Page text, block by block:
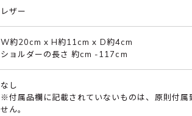
レザー
W約20cm x H約11cm x D約4cm
ショルダーの長さ 約cm -117cm
なし
※付属品欄に記載されていないものは、原則付属
せん。